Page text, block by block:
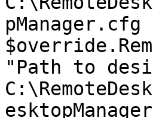
pManager.cfg
"Path to